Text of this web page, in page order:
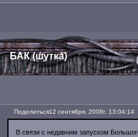
БАК (шутка)
Поделиться12 сентября, 2008г. 13:04:14
В связи с недавним запуском